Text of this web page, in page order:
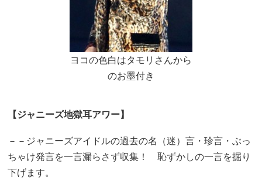
ヨコの色白はタモリさんから
のお墨付き
【ジャニーズ地獄耳アワー】
－－ジャニーズアイドルの過去の名（迷）言・珍言・ぶっ
ちゃけ発言を一言漏らさず収集！ 恥ずかしの一言を掘り
下げます。